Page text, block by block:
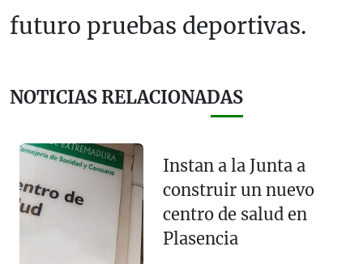
futuro pruebas deportivas.
NOTICIAS RELACIONADAS
Instan a la Junta a
construir un nuevo
centro de salud en
Plasencia